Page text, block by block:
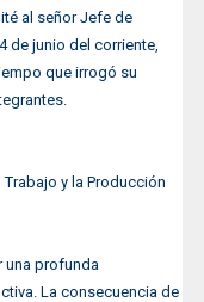
al señor Jefe de
de junio del corriente,
que irrogó su
y la Producción
una profunda
La consecuencia de